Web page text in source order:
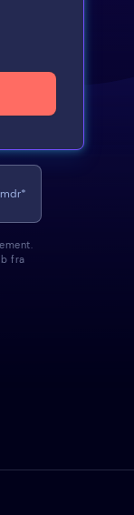
fra